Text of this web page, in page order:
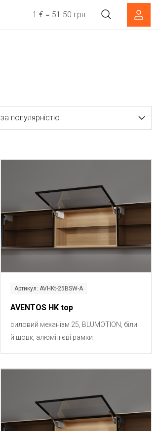
1 € = 51.50 грн
за популярністю
Артикул: AVHKt-25BSW-A
AVENTOS HK top
силовий механізм 25, BLUMOTION, біли
й шовк, алюмінієві рамки